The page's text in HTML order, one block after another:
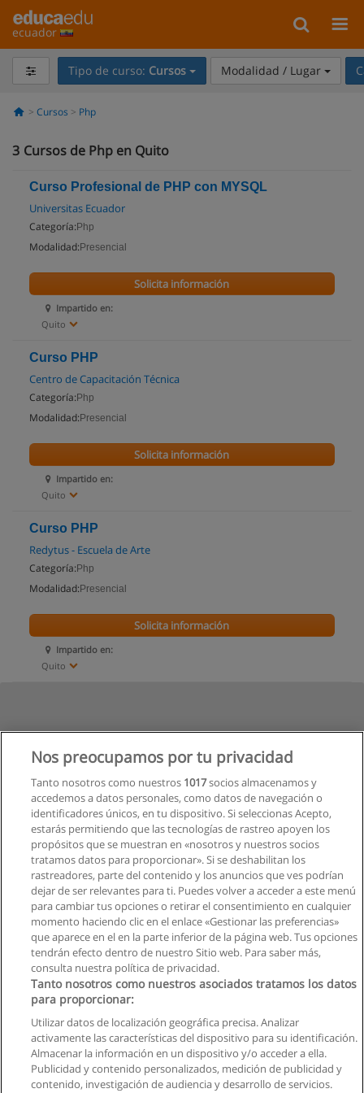
ecuador
Tipo de curso: Cursos Modalidad / Lugar
Cursos Php
3 Cursos de Php en Quito
Curso Profesional de PHP con MYSQL
Universitas Ecuador
Categoría: Php
Modalidad: Presencial
Impartido en:
Quito
Solicita información
Curso PHP
Centro de Capacitación Técnica
Categoría: Php
Modalidad: Presencial
Impartido en:
Quito
Solicita información
Curso PHP
Redytus - Escuela de Arte
Categoría: Php
Modalidad: Presencial
Impartido en:
Quito
Solicita información
Reglas de uso
Privacidad de datos
Nos preocupamos por tu privacidad
Tanto nosotros como nuestros 1017socios almacenamos y
accedemos a datos personales, como datos de navegación o
identificadores únicos, en tu dispositivo. Si seleccionas Acepto,
estarás permitiendo que las tecnologías de rastreo apoyen los
propósitos que se muestran en «nosotros y nuestros socios
tratamos datos para proporcionar». Si se deshabilitan los
rastreadores, parte del contenido y los anuncios que ves podrían
dejar de ser relevantes para ti. Puedes volver a acceder a este menú
para cambiar tus opciones o retirar el consentimiento en cualquier
momento haciendo clic en el enlace «Gestionar las preferencias»
que aparece en el en la parte inferior de la página web. Tus opciones
tendrán efecto dentro de nuestro Sitio web. Para saber más,
consulta nuestra política de privacidad.
Tanto nosotros como nuestros asociados tratamos los datos
para proporcionar:
Utilizar datos de localización geográfica precisa. Analizar
activamente las características del dispositivo para su identificación.
Almacenar la información en un dispositivo y/o acceder a ella.
Publicidad y contenido personalizados, medición de publicidad y
contenido, investigación de audiencia y desarrollo de servicios.